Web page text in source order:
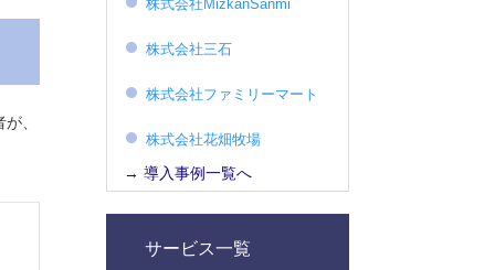
、
株式会社MizkanSanmi
株式会社三石
株式会社ファミリーマート
株式会社花畑牧場
→ 導入事例一覧へ
サービス一覧